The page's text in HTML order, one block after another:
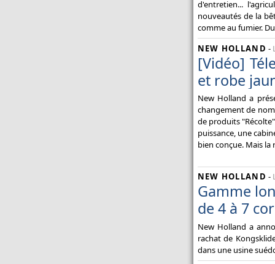
d'entretien...
nouveautés de la
comme au fumier.
NEW HOLLAND -
[Vidéo]
et robe
New Holland a
changement de
de produits
puissance, une
bien conçue. Mais
NEW HOLLAND -
Gamme
de 4 à 7
New Holland a
rachat de
dans une usine